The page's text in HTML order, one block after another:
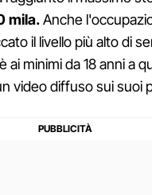
mila.Anche
il livello più alto di
ai minimi da 18 anni a
video diffuso sui suoi